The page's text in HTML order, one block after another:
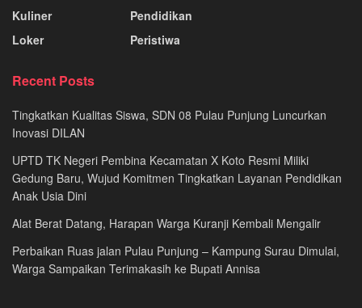
Kuliner
Loker
Pendidikan
Peristiwa
Recent Posts
Tingkatkan Kualitas Siswa, SDN 08 Pulau Punjung Luncurkan
Inovasi DILAN
UPTD TK Negeri Pembina Kecamatan X Koto Resmi Miliki
Gedung Baru, Wujud Komitmen Tingkatkan Layanan Pendidikan
Anak Usia Dini
Alat Berat Datang, Harapan Warga Kuranji Kembali Mengalir
Perbaikan Ruas jalan Pulau Punjung – Kampung Surau Dimulai,
Warga Sampaikan Terimakasih ke Bupati Annisa